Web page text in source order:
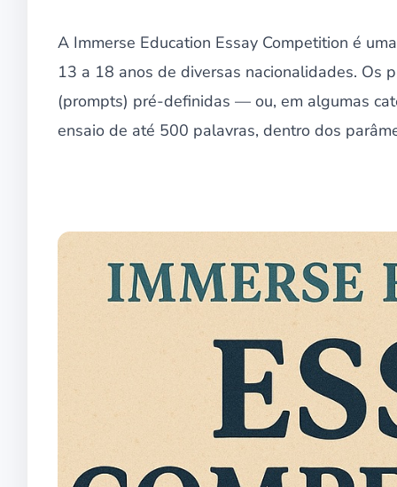
A Immerse Education Essay Competition é
13 a 18 anos de diversas nacionalidades. Os
(prompts) pré-definidas — ou, em algumas
ensaio de até 500 palavras, dentro dos